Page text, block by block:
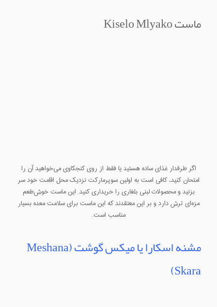
ماست Kiselo Mlyako
اگر طرفدار غذای ساده هستید یا فقط از روی کنجکاوی می‌خواهید آن را
امتحان کنید، کافی است به اولین سوپرمارکت نزدیک محل اقامت خود سر
بزنید و محصولات لبنی بلغاری را خریداری کنید. این ماست خوش‌طعم
مزه‌ای ترش دارد و بر این معتقدند که این ماست برای سلامت معده بسیار
مناسب است.
مشنه اسکارا یا میکس گوشت (Meshana
Skara)